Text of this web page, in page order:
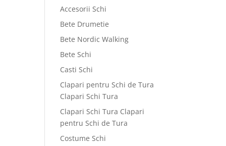
Accesorii Schi
Bete Drumetie
Bete Nordic Walking
Bete Schi
Casti Schi
Clapari pentru Schi de Tura
Clapari Schi Tura
Clapari Schi Tura Clapari
pentru Schi de Tura
Costume Schi